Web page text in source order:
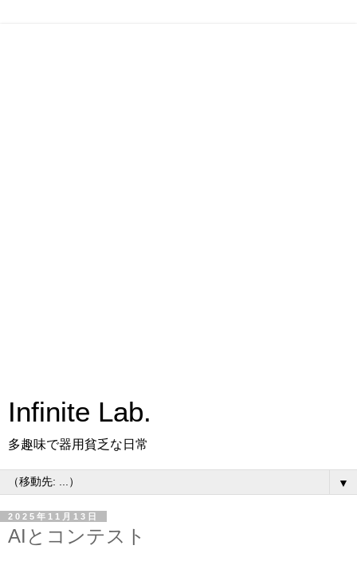
Infinite Lab.
多趣味で器用貧乏な日常
▼
2025年11月13日
AIとコンテスト